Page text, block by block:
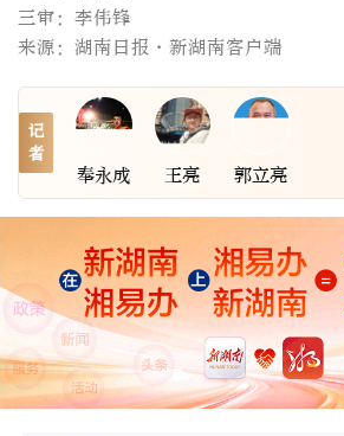
三审：李伟锋
来源：湖南日报·新湖南客户端
记
者
奉永成 王亮 郭立亮